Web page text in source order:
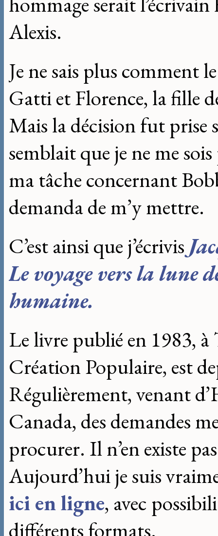
Alexis.
Je ne sais plus comment
Gatti et Florence, la fille
Mais la décision fut prise
semblait que je ne me
ma tâche concernant
demanda de m’y mettre.
C’est ainsi que j’écrivis
Le voyage vers la lune
humaine.
Le livre publié en 1983, à
Création Populaire, est
Régulièrement, venant
Canada, des demandes
procurer. Il n’en existe
Aujourd’hui je suis
ici en ligne, avec
différents formats.